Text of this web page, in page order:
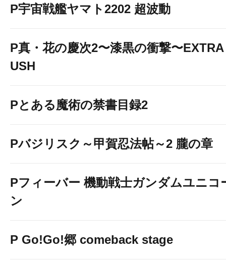
P宇宙戦艦ヤマト2202 超波動
P真・花の慶次2〜漆黒の衝撃〜EXTRA
USH
Pとある魔術の禁書目録2
Pバジリスク～甲賀忍法帖～2 朧の章
Pフィーバー 機動戦士ガンダムユニコ
ン
P Go!Go!郷 comeback stage